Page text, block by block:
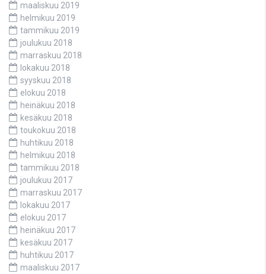
maaliskuu 2019
helmikuu 2019
tammikuu 2019
joulukuu 2018
marraskuu 2018
lokakuu 2018
syyskuu 2018
elokuu 2018
heinäkuu 2018
kesäkuu 2018
toukokuu 2018
huhtikuu 2018
helmikuu 2018
tammikuu 2018
joulukuu 2017
marraskuu 2017
lokakuu 2017
elokuu 2017
heinäkuu 2017
kesäkuu 2017
huhtikuu 2017
maaliskuu 2017